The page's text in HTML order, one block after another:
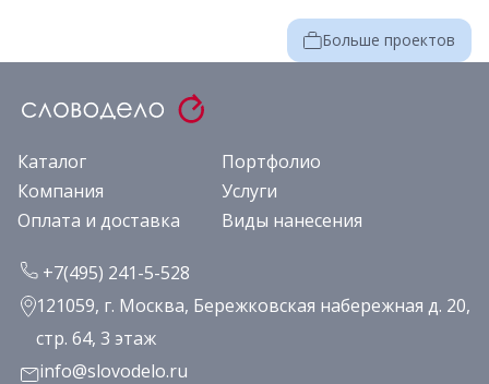
Больше проектов
Каталог
Портфолио
Компания
Услуги
Оплата и доставка
Виды нанесения
+7(495) 241-5-528
121059, г. Москва, Бережковская набережная д. 20,
стр. 64, 3 этаж
info@slovodelo.ru